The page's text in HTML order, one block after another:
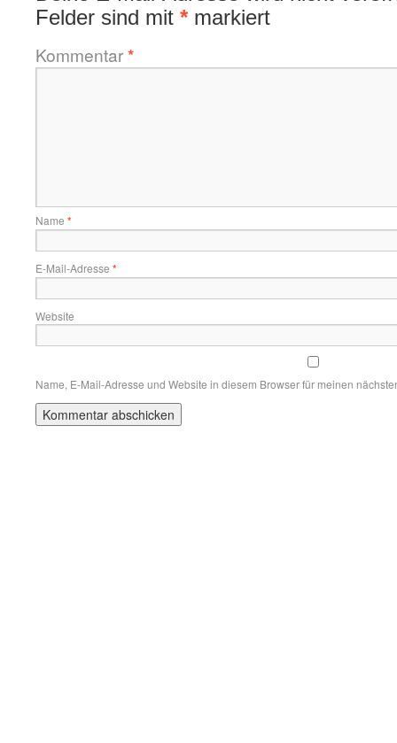
Felder sind mit * markiert
Kommentar*
Name *
E-Mail-Adresse *
Website
Name, E-Mail-Adresse und Website in diesem Browser für meinen